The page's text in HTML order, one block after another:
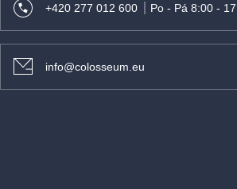
+420 277 012 600 Po - Pá 8:00 -
info@colosseum.eu